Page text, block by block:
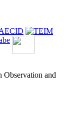
Observation and